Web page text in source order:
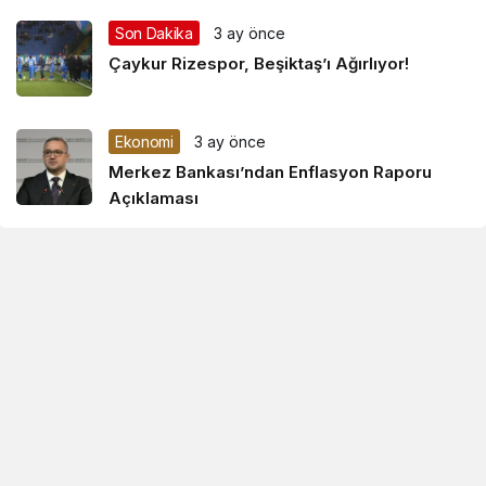
Son Dakika 3 ay önce
Çaykur Rizespor, Beşiktaş’ı Ağırlıyor!
Ekonomi 3 ay önce
Merkez Bankası’ndan Enflasyon Raporu
Açıklaması